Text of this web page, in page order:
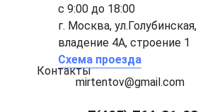
с 9:00 до 18:00
г. Москва, ул.Голубинская,
владение 4А, строение 1
Схема проезда
Контакты
mirtentov@gmail.com